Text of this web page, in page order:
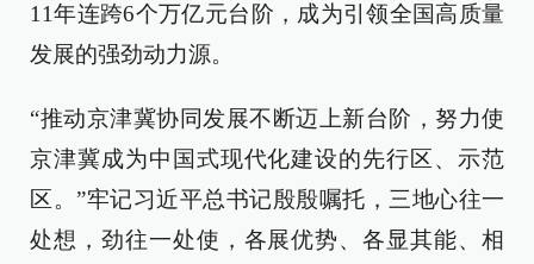
11年连跨6个万亿元台阶，成为引领全国高质量
发展的强劲动力源。
“推动京津冀协同发展不断迈上新台阶，努力使
京津冀成为中国式现代化建设的先行区、示范
区。”牢记习近平总书记殷殷嘱托，三地心往一
处想，劲往一处使，各展优势、各显其能、相